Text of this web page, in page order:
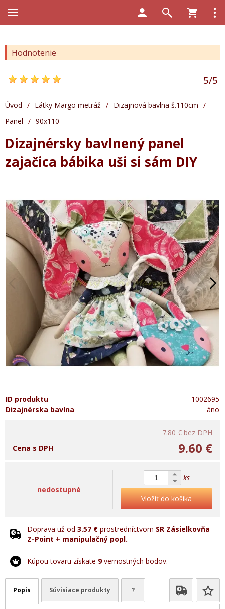
Hodnotenie
5/5
Úvod / Látky Margo metráž / Dizajnová bavlna š.110cm /
Panel / 90x110
Dizajnérsky bavlnený panel
zajačica bábika uši si sám DIY
ID produktu
1002695
Dizajnérska bavlna
áno
7.80 € bez DPH
9.60 €
Cena s DPH
nedostupné
ks
Vložiť do košíka
Doprava už od 3.57 € prostredníctvom SR Zásielkovňa
Z-Point + manipulačný popl.
Kúpou tovaru získate 9vernostných bodov.
Popis Súvisiace produkty ?